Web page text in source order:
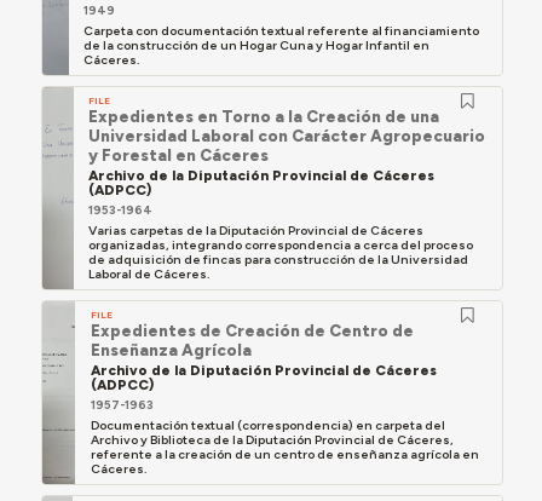
1949
Carpeta con documentación textual referente al financiamiento
de la construcción de un Hogar Cuna y Hogar Infantil en
Cáceres.
FILE
Expedientes en Torno a la Creación de una
Universidad Laboral con Carácter Agropecuario
y Forestal en Cáceres
Archivo de la Diputación Provincial de Cáceres
(ADPCC)
1953-1964
Varias carpetas de la Diputación Provincial de Cáceres
organizadas, integrando correspondencia a cerca del proceso
de adquisición de fincas para construcción de la Universidad
Laboral de Cáceres.
FILE
Expedientes de Creación de Centro de
Enseñanza Agrícola
Archivo de la Diputación Provincial de Cáceres
(ADPCC)
1957-1963
Documentación textual (correspondencia) en carpeta del
Archivo y Biblioteca de la Diputación Provincial de Cáceres,
referente a la creación de un centro de enseñanza agrícola en
Cáceres.